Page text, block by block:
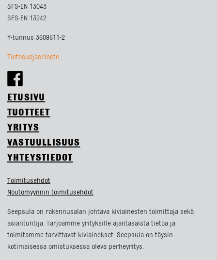
SFS-EN 13043
SFS-EN 13242
Y-tunnus 3609611-2
Tietosuojaseloste
ETUSIVU
TUOTTEET
YRITYS
VASTUULLISUUS
YHTEYSTIEDOT
Toimitusehdot
Noutomyynnin toimitusehdot
Seepsula on rakennusalan johtava kiviainesten toimittaja sekä
asiantuntija. Tarjoamme yrityksille ajantasaista tietoa ja
toimitamme tarvittavat kiviainekset. Seepsula on täysin
kotimaisessa omistuksessa oleva perheyritys.